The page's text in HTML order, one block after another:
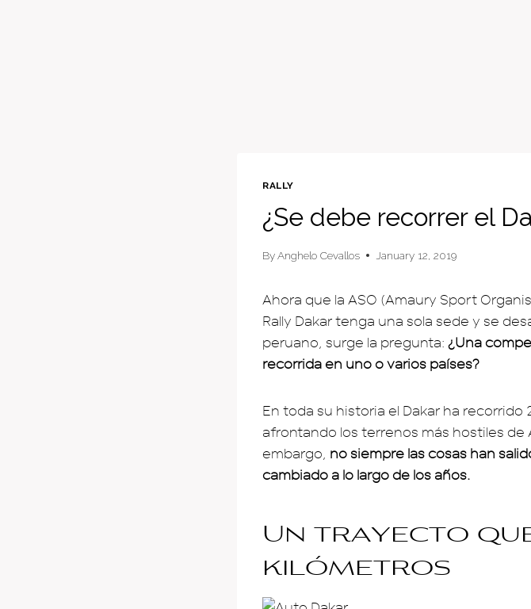
RALLY
¿Se debe recorrer el
ByAnghelo Cevallos January 12, 2019
Ahora que la ASO (Amaury Sport
Rally Dakar tenga una sola sede y se
peruano, surge la pregunta: ¿Una
recorrida en uno o varios países?
En toda su historia el Dakar ha recorrido
afrontando los terrenos más hostiles de
embargo, no siempre las cosas han
cambiado a lo largo de los años.
Un trayecto
kilómetros